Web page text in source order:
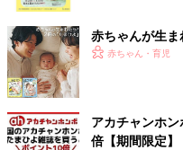
れます。
「大変さをわかってほ
赤ちゃんが生ま
赤ちゃん・育児
アカチャンホ
倍【期間限定】